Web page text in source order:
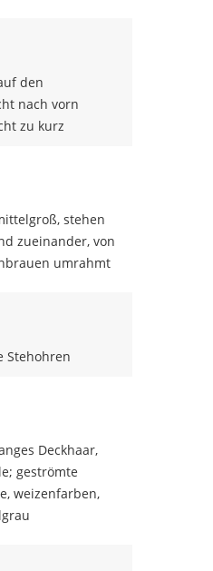
den
nach vorn
zu kurz
stehen
zueinander, von
umrahmt
Stehohren
Deckhaar,
geströmte
weizenfarben,